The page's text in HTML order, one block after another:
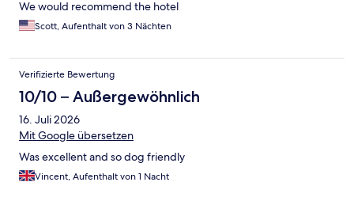
We would recommend the hotel
Scott, Aufenthalt von 3 Nächten
Verifizierte Bewertung
10/10 – Außergewöhnlich
16. Juli 2026
Mit Google übersetzen
Was excellent and so dog friendly
Vincent, Aufenthalt von 1 Nacht